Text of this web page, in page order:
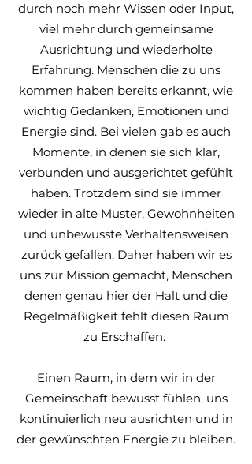
durch noch mehr Wissen oder Input,
viel mehr durch gemeinsame
Ausrichtung und wiederholte
Erfahrung. Menschen die zu uns
kommen haben bereits erkannt, wie
wichtig Gedanken, Emotionen und
Energie sind. Bei vielen gab es auch
Momente, in denen sie sich klar,
verbunden und ausgerichtet gefühlt
haben. Trotzdem sind sie immer
wieder in alte Muster, Gewohnheiten
und unbewusste Verhaltensweisen
zurück gefallen. Daher haben wir es
uns zur Mission gemacht, Menschen
denen genau hier der Halt und die
Regelmäßigkeit fehlt diesen Raum
zu Erschaffen.
Einen Raum, in dem wir in der
Gemeinschaft bewusst fühlen, uns
kontinuierlich neu ausrichten und in
der gewünschten Energie zu bleiben.